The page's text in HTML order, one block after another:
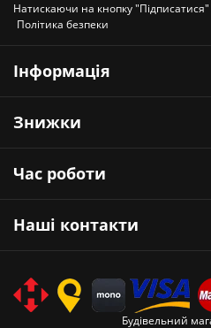
Натискаючи на кнопку
Політика безпеки
Інформація
Знижки
Час роботи
Наші контакти
Будівельний